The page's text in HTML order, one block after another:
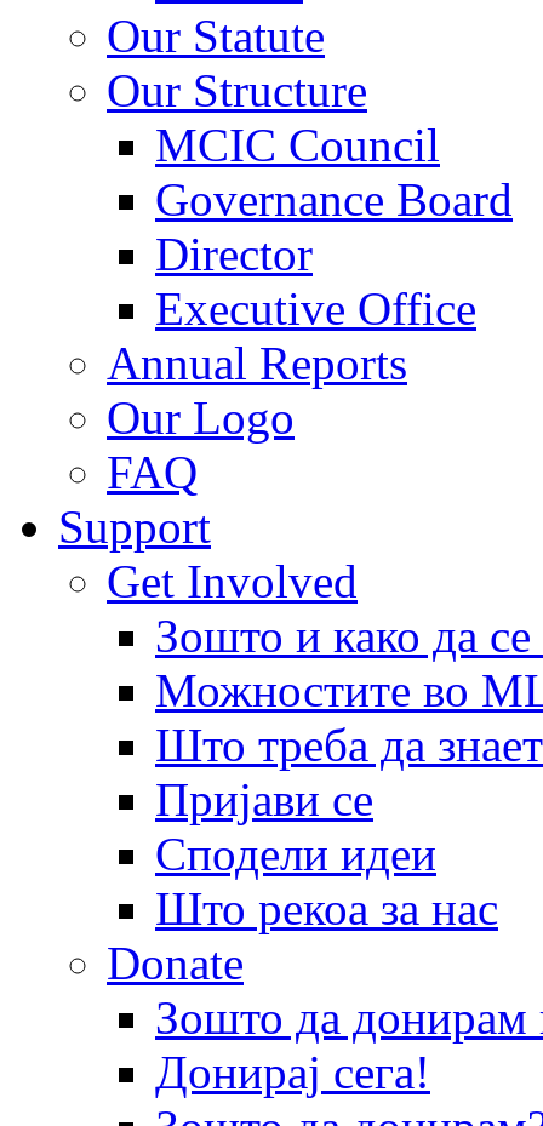
Our Statute
Our Structure
MCIC Council
Governance Board
Director
Executive Office
Annual Reports
Our Logo
FAQ
Support
Get Involved
Зошто и како да
Можностите во
Што треба да
Пријави се
Сподели идеи
Што рекоа за нас
Donate
Зошто да
Донирај сега!